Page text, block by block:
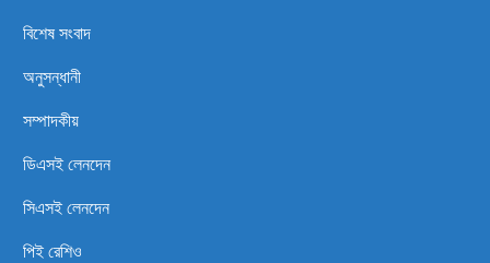
বিশেষ সংবাদ
অনুসন্ধানী
সম্পাদকীয়
ডিএসই লেনদেন
সিএসই লেনদেন
পিই রেশিও